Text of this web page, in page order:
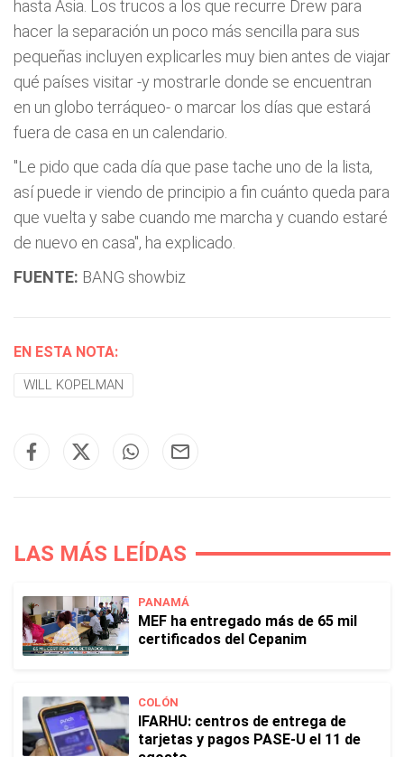
hasta Asia. Los trucos a los que recurre Drew para
hacer la separación un poco más sencilla para sus
pequeñas incluyen explicarles muy bien antes de viajar
qué países visitar -y mostrarle donde se encuentran
en un globo terráqueo- o marcar los días que estará
fuera de casa en un calendario.
"Le pido que cada día que pase tache uno de la lista,
así puede ir viendo de principio a fin cuánto queda para
que vuelta y sabe cuando me marcha y cuando estaré
de nuevo en casa", ha explicado.
FUENTE: BANG showbiz
EN ESTA NOTA:
WILL KOPELMAN
LAS MÁS LEÍDAS
PANAMÁ
MEF ha entregado más de 65 mil
certificados del Cepanim
COLÓN
IFARHU: centros de entrega de
tarjetas y pagos PASE-U el 11 de